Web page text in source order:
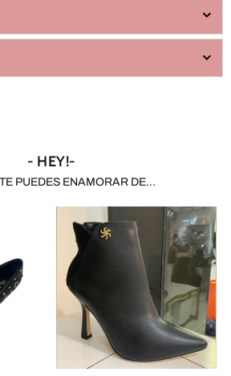
- HEY!-
PUEDES ENAMORAR DE...